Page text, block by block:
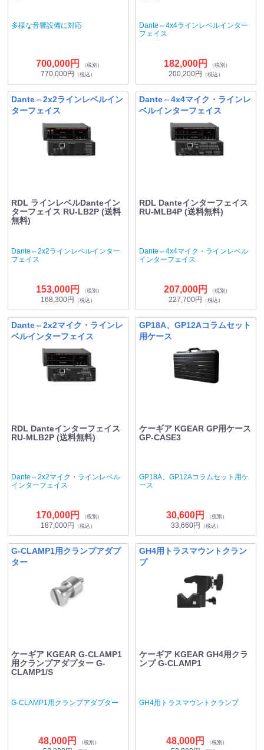
多様な音響設備に対応
700,000円 （税別）
770,000円 （税込）
Dante⇔4x4ラインレベルインター
フェイス
182,000円 （税別）
200,200円 （税込）
Dante⇔2x2ラインレベルイン
ターフェイス
RDL ラインレベルDanteイン
ターフェイス RU-LB2P (送料
無料)
Dante⇔2x2ラインレベルインター
フェイス
153,000円 （税別）
168,300円 （税込）
Dante⇔4x4マイク・ラインレ
ベルインターフェイス
RDL Danteインターフェイス
RU-MLB4P (送料無料)
Dante⇔4x4マイク・ラインレベル
インターフェイス
207,000円 （税別）
227,700円 （税込）
Dante⇔2x2マイク・ラインレ
ベルインターフェイス
RDL Danteインターフェイス
RU-MLB2P (送料無料)
Dante⇔2x2マイク・ラインレベル
インターフェイス
170,000円 （税別）
187,000円 （税込）
GP18A、GP12Aコラムセット
用ケース
ケーギア KGEAR GP用ケース
GP-CASE3
GP18A、GP12Aコラムセット用ケ
ース
30,600円 （税別）
33,660円 （税込）
G-CLAMP1用クランプアダプ
ター
ケーギア KGEAR G-CLAMP1
用クランプアダプター G-
CLAMP1/S
G-CLAMP1用クランプアダプター
48,000円 （税別）
GH4用トラスマウントクラン
プ
ケーギア KGEAR GH4用クラ
ンプ G-CLAMP1
GH4用トラスマウントクランプ
48,000円 （税別）